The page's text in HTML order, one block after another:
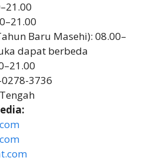
Baru Masehi): 08.00–
dapat berbeda
3736